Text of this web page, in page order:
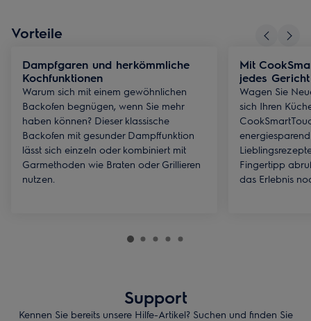
Vorteile
Dampfgaren und herkömmliche
Kochfunktionen
Warum sich mit einem gewöhnlichen
Backofen begnügen, wenn Sie mehr
haben können? Dieser klassische
Backofen mit gesunder Dampffunktion
lässt sich einzeln oder kombiniert mit
Garmethoden wie Braten oder Grillieren
nutzen.
Mit
jedes
Wagen Sie
sich Ihren
Fingertipp
das Erlebnis
Support
Kennen Sie bereits unsere Hilfe-Artikel? Suchen und finden Sie